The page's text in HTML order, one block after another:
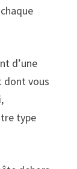
d’une
dont vous
type